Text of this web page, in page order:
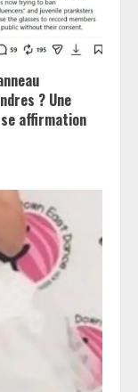
? Une
affirmation